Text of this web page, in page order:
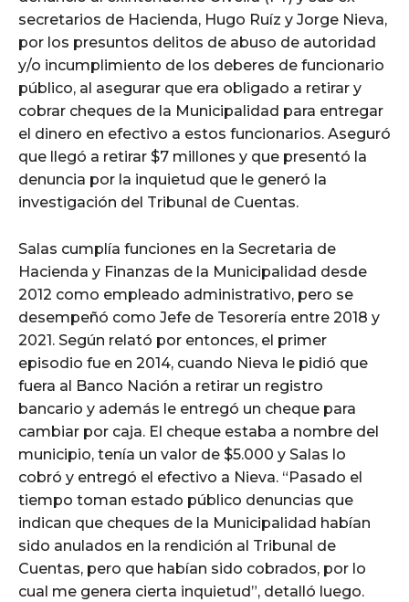
secretarios de Hacienda, Hugo Ruíz y Jorge Nieva,
por los presuntos delitos de abuso de autoridad
y/o incumplimiento de los deberes de funcionario
público, al asegurar que era obligado a retirar y
cobrar cheques de la Municipalidad para entregar
el dinero en efectivo a estos funcionarios. Aseguró
que llegó a retirar $7 millones y que presentó la
denuncia por la inquietud que le generó la
investigación del Tribunal de Cuentas.
Salas cumplía funciones en la Secretaria de
Hacienda y Finanzas de la Municipalidad desde
2012 como empleado administrativo, pero se
desempeñó como Jefe de Tesorería entre 2018 y
2021. Según relató por entonces, el primer
episodio fue en 2014, cuando Nieva le pidió que
fuera al Banco Nación a retirar un registro
bancario y además le entregó un cheque para
cambiar por caja. El cheque estaba a nombre del
municipio, tenía un valor de $5.000 y Salas lo
cobró y entregó el efectivo a Nieva. “Pasado el
tiempo toman estado público denuncias que
indican que cheques de la Municipalidad habían
sido anulados en la rendición al Tribunal de
Cuentas, pero que habían sido cobrados, por lo
cual me genera cierta inquietud”, detalló luego.